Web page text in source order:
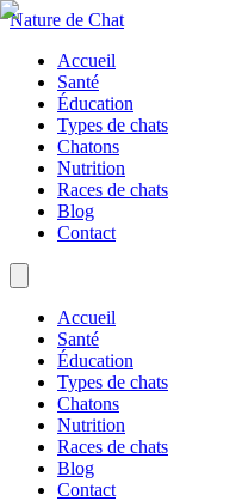
Nature de Chat
Accueil
Santé
Éducation
Types de chats
Chatons
Nutrition
Races de chats
Blog
Contact
Accueil
Santé
Éducation
Types de chats
Chatons
Nutrition
Races de chats
Blog
Contact